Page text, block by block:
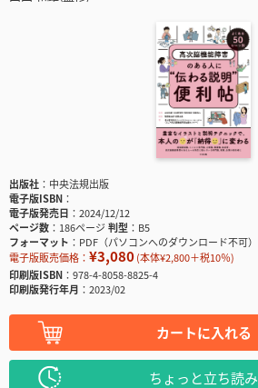
出版社
中央法規出版
電子版ISBN
電子版発売日
2024/12/12
ページ数
186ページ判型
B5
フォーマット
PDF（パソコンへのダウンロード不可）
電子版販売価格： ¥3,080(本体¥2,800＋税10％)
印刷版ISBN
978-4-8058-8825-4
印刷版発行年月
2023/02
カートに入れる
ちょっと立ち読み